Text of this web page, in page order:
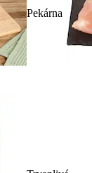
Pekárna